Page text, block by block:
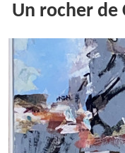
Un rocher de